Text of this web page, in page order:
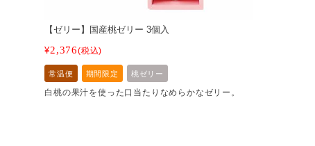
【ゼリー】国産桃ゼリー 3個入
¥2,376 税込
常温便 期間限定 桃ゼリー
白桃の果汁を使った口当たりなめらかなゼリー。